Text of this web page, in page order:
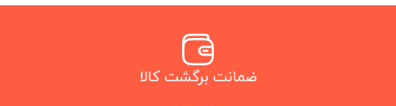
ضمانت برگشت کالا